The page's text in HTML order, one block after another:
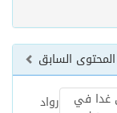
المحتوى السابق
رواد